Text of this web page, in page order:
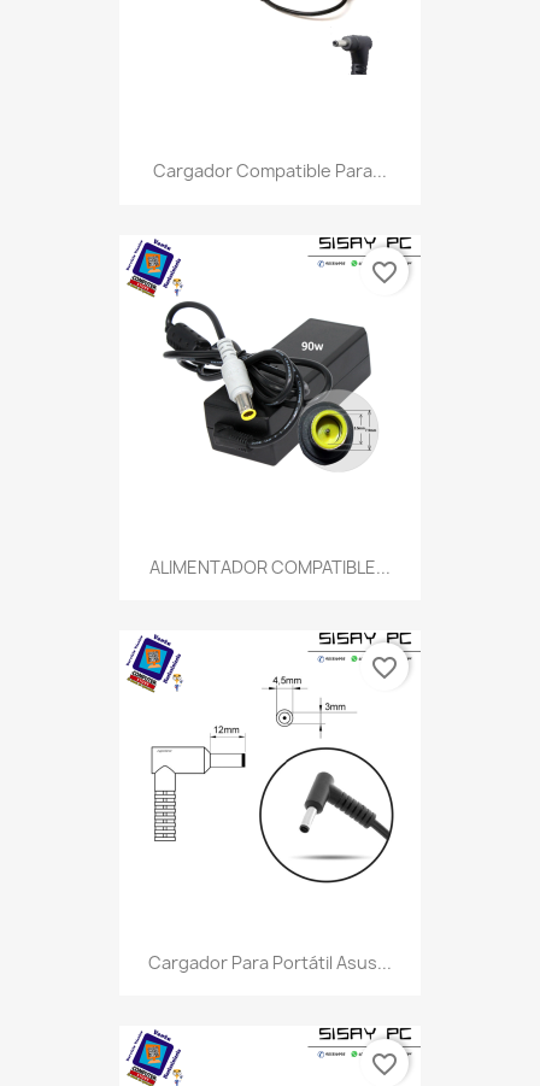
Cargador Compatible Para...
ALIMENTADOR COMPATIBLE...
favorite_border
Cargador Para Portátil Asus...
favorite_border
favorite_border